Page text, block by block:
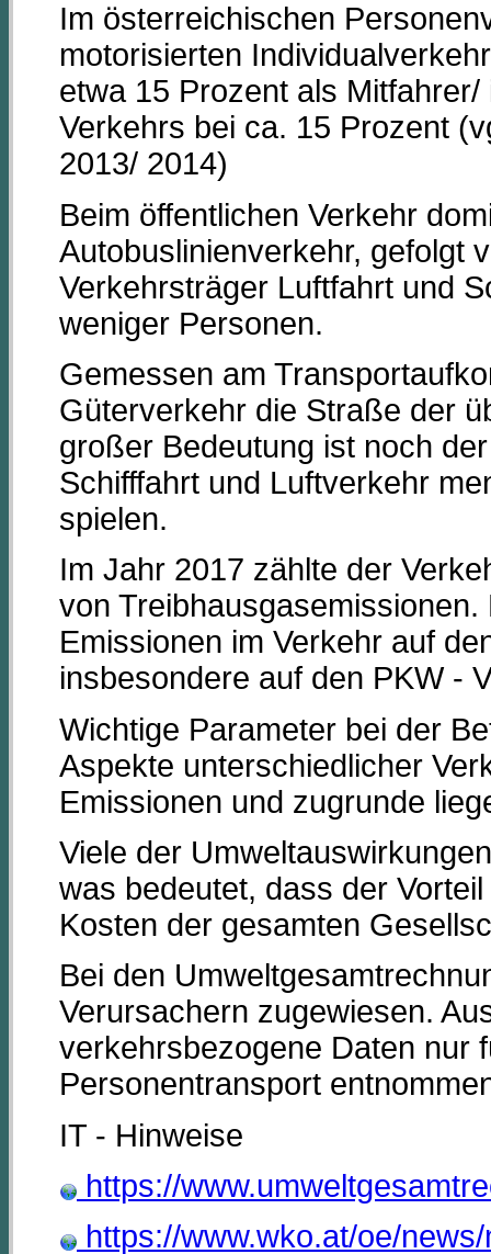
Im österreichischen
motorisierten
etwa 15 Prozent als
Verkehrs bei ca. 15 Prozent
2013/ 2014)
Beim öffentlichen Verkehr
Autobuslinienverkehr, gefolgt
Verkehrsträger Luftfahrt und
weniger Personen.
Gemessen am
Güterverkehr die Straße der
großer Bedeutung ist noch
Schifffahrt und Luftverkehr
spielen.
Im Jahr 2017 zählte der
von
Emissionen im Verkehr auf
insbesondere auf den PKW -
Wichtige Parameter bei der
Aspekte unterschiedlicher
Emissionen und zugrunde
Viele der
was bedeutet, dass der
Kosten der gesamten
Bei den
Verursachern zugewiesen.
verkehrsbezogene Daten nur
Personentransport
IT - Hinweise
https://
https://www.wko.at/oe/